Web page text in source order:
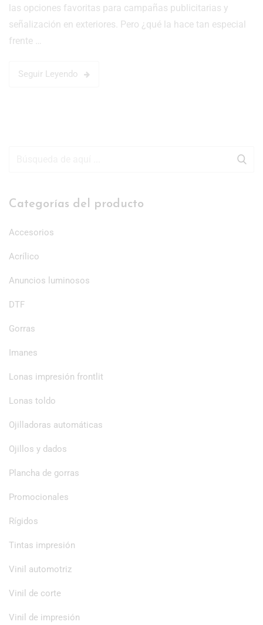
las opciones favoritas para campañas publicitarias y
señalización en exteriores. Pero ¿qué la hace tan especial
frente …
Seguir Leyendo
Categorías del producto
Accesorios
Acrílico
Anuncios luminosos
DTF
Gorras
Imanes
Lonas impresión frontlit
Lonas toldo
Ojilladoras automáticas
Ojillos y dados
Plancha de gorras
Promocionales
Rígidos
Tintas impresión
Vinil automotriz
Vinil de corte
Vinil de impresión